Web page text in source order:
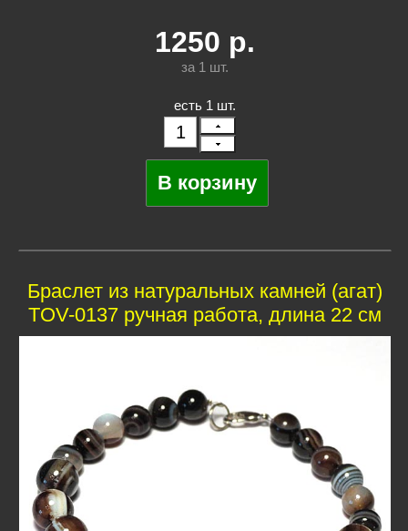
1250 р.
за 1 шт.
есть 1 шт.
Браслет из натуральных камней (агат)
TOV-0137 ручная работа, длина 22 см